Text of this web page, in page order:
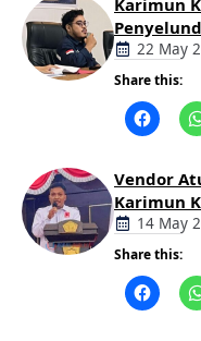
Karimun
Desak
Tegas
22 May
Share this:
Vendor
Karimun
14 May
Share this: